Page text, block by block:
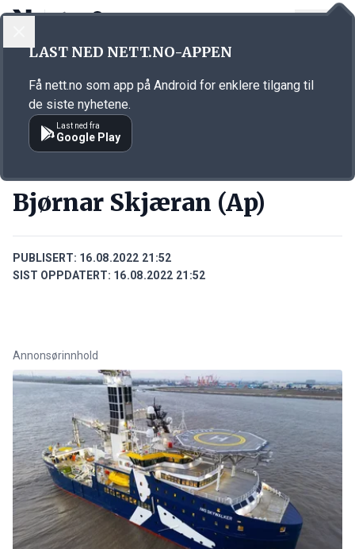
Annonsørinnhold
Bjørnar Skjæran (Ap)
PUBLISERT: 16.08.2022 21:52
SIST OPPDATERT: 16.08.2022 21:52
Annonsørinnhold
LAST NED NETT.NO-APPEN
Få nett.no som app på Android for enklere tilgang til
de siste nyhetene.
Last ned fra
Google Play